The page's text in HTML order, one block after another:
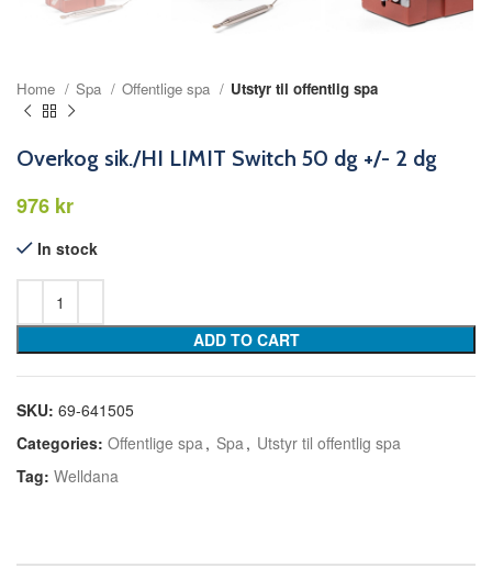
Home Spa Offentlige spa Utstyr til offentlig spa
Overkog sik./HI LIMIT Switch 50 dg +/- 2 dg
kr
In stock
ADD TO CART
SKU: 69-641505
Categories: Offentlige spa , Spa , Utstyr til offentlig spa
Tag: Welldana